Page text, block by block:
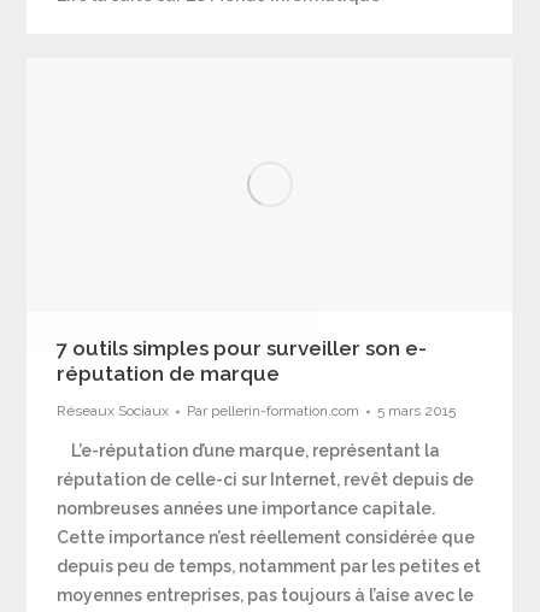
7 outils simples pour surveiller son e-
réputation de marque
Réseaux Sociaux Par pellerin-formation.com 5 mars 2015
L’e-réputation d’une marque, représentant la
réputation de celle-ci sur Internet, revêt depuis de
nombreuses années une importance capitale.
Cette importance n’est réellement considérée que
depuis peu de temps, notamment par les petites et
moyennes entreprises, pas toujours à l’aise avec le